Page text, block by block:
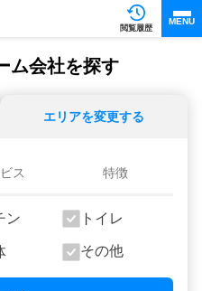
閲覧履歴
MENU
ム会社を探す
エリアを変更する
ス 特徴
ン トイレ
その他